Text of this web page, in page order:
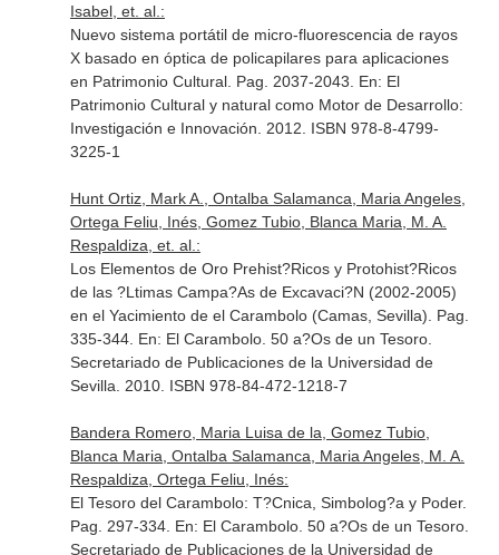
Isabel, et. al.:
Nuevo sistema portátil de micro-fluorescencia de rayos
X basado en óptica de policapilares para aplicaciones
en Patrimonio Cultural. Pag. 2037-2043. En: El
Patrimonio Cultural y natural como Motor de Desarrollo:
Investigación e Innovación . 2012. ISBN 978-8-4799-
3225-1
Hunt Ortiz, Mark A., Ontalba Salamanca, Maria Angeles,
Ortega Feliu, Inés, Gomez Tubio, Blanca Maria, M. A.
Respaldiza, et. al.:
Los Elementos de Oro Prehist?Ricos y Protohist?Ricos
de las ?Ltimas Campa?As de Excavaci?N (2002-2005)
en el Yacimiento de el Carambolo (Camas, Sevilla). Pag.
335-344. En: El Carambolo. 50 a?Os de un Tesoro.
Secretariado de Publicaciones de la Universidad de
Sevilla. 2010. ISBN 978-84-472-1218-7
Bandera Romero, Maria Luisa de la, Gomez Tubio,
Blanca Maria, Ontalba Salamanca, Maria Angeles, M. A.
Respaldiza, Ortega Feliu, Inés:
El Tesoro del Carambolo: T?Cnica, Simbolog?a y Poder.
Pag. 297-334. En: El Carambolo. 50 a?Os de un Tesoro.
Secretariado de Publicaciones de la Universidad de